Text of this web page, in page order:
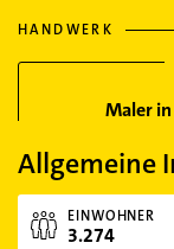
HANDWERK
Maler
Allgemeine
EINWOHNER
3.274